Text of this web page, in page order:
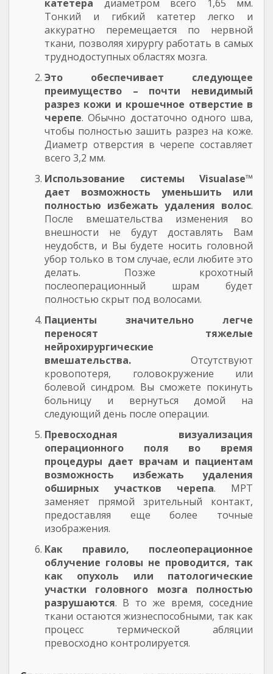
катетера диаметром всего 1,65 мм.
Тонкий и гибкий катетер легко и
аккуратно перемещается по нервной
ткани, позволяя хирургу работать в самых
труднодоступных областях мозга.
Это обеспечивает следующее
преимущество – почти невидимый
разрез кожи и крошечное отверстие в
черепе. Обычно достаточно одного шва,
чтобы полностью зашить разрез на коже.
Диаметр отверстия в черепе составляет
всего 3,2 мм.
Использование системы Visualase™
дает возможность уменьшить или
полностью избежать удаления волос.
После вмешательства изменения во
внешности не будут доставлять Вам
неудобств, и Вы будете носить головной
убор только в том случае, если любите это
делать. Позже крохотный
послеоперационный шрам будет
полностью скрыт под волосами.
Пациенты значительно легче
переносят тяжелые
нейрохирургические
вмешательства. Отсутствуют
кровопотеря, головокружение или
болевой синдром. Вы сможете покинуть
больницу и вернуться домой на
следующий день после операции.
Превосходная визуализация
операционного поля во время
процедуры дает врачам и пациентам
возможность избежать удаления
обширных участков черепа. МРТ
заменяет прямой зрительный контакт,
предоставляя еще более точные
изображения.
Как правило, послеоперационное
облучение головы не проводится, так
как опухоль или патологические
участки головного мозга полностью
разрушаются. В то же время, соседние
ткани остаются жизнеспособными, так как
процесс термической абляции
превосходно контролируется.